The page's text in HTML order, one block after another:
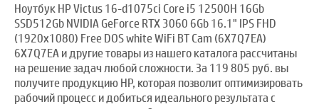
Ноутбук HP Victus 16-d1075ci Core i5 12500H 16Gb
SSD512Gb NVIDIA GeForce RTX 3060 6Gb 16.1" IPS FHD
(1920x1080) Free DOS white WiFi BT Cam (6X7Q7EA)
6X7Q7EA и другие товары из нашего каталога рассчитаны
на решение задач любой сложности. За 119 805 руб. вы
получите продукцию HP, которая позволит оптимизировать
рабочий процесс и добиться идеального результата с